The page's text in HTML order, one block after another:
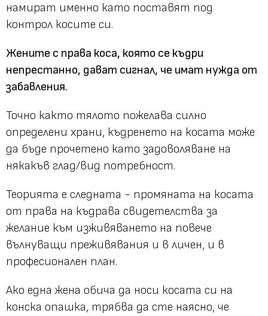
намират именно като поставят под
контрол косите си.
Жените с права коса, която се къдри
непрестанно, дават сигнал, че имат нужда от
забавления.
Точно както тялото пожелава силно
определени храни, къдренето на косата може
да бъде прочетено като задоволяване на
някакъв глад/вид потребност.
Теорията е следната - промяната на косата
от права на къдрава свидетелства за
желание към изживяването на повече
вълнуващи преживявания и в личен, и в
професионален план.
Ако една жена обича да носи косата си на
конска опашка, трябва да сте наясно, че